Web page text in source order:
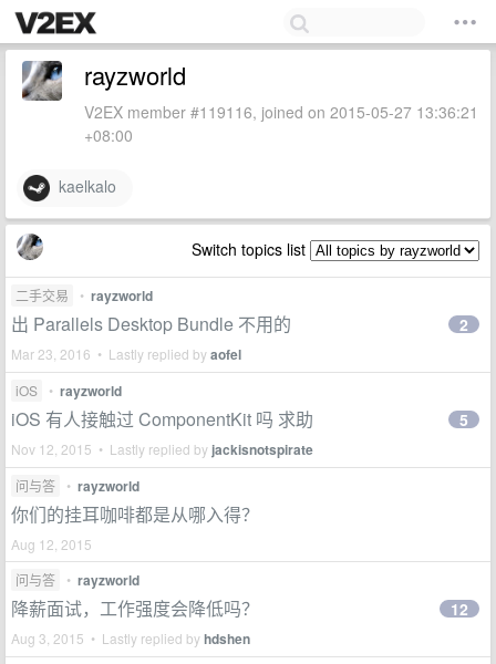
rayzworld
V2EX member #119116, joined on 2015-05-27 13:36:21
+08:00
kaelkalo
Switch topics list
二手交易 • rayzworld
出 Parallels Desktop Bundle 不用的
Mar 23, 2016 • Lastly replied byaofel
2
iOS • rayzworld
iOS 有人接触过 ComponentKit 吗 求助
Nov 12, 2015 • Lastly replied by jackisnotspirate
5
问与答 • rayzworld
你们的挂耳咖啡都是从哪入得？
Aug 12, 2015
问与答
• rayzworld
降薪面试，工作强度会降低吗？
Aug 3, 2015 • Lastly replied byhdshen
12